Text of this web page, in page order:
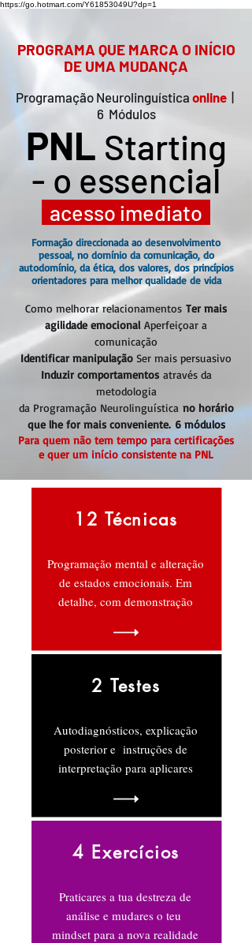
https://go.hotmart.com/Y61853049U?dp=1
PROGRAMA QUE MARCA O INÍCIO
DE UMA MUDANÇA
Programação Neurolinguística online
6 Módulos
PNL Starting
- o essencial
acesso imediato
Formação direccionada ao desenvolvimento
pessoal, no domínio da comunicação, do
autodomínio, da ética, dos valores, dos princípios
orientadores para melhor qualidade de vida
Como melhorar relacionamentos Ter mais
agilidade emocional Aperfeiçoar a
comunicação
Identificar manipulação Ser mais persuasivo
Induzir comportamentos através da
metodologia
da Programação Neurolinguística no horário
que lhe for mais conveniente. 6 módulos
Para quem não tem tempo para certificações
e quer um início consistente na PNL
12 Técnicas
Programação mental e alteração
de estados emocionais. Em
detalhe, com demonstração
2 Testes
Autodiagnósticos, explicação
posterior e instruções de
interpretação para aplicares
4 Exercícios
Praticares a tua destreza de
análise e mudares o teu
mindset para a nova realidade